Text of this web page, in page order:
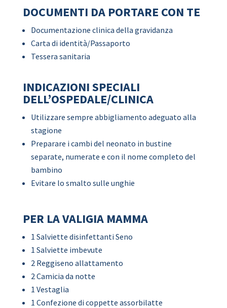
DOCUMENTI DA PORTARE CON TE
Documentazione clinica della gravidanza
Carta di identità/Passaporto
Tessera sanitaria
INDICAZIONI SPECIALI
DELL’OSPEDALE/CLINICA
Utilizzare sempre abbigliamento adeguato alla
stagione
Preparare i cambi del neonato in bustine
separate, numerate e con il nome completo del
bambino
Evitare lo smalto sulle unghie
PER LA VALIGIA MAMMA
1 Salviette disinfettanti Seno
1 Salviette imbevute
2 Reggiseno allattamento
2 Camicia da notte
1 Vestaglia
1 Confezione di coppette assorbilatte